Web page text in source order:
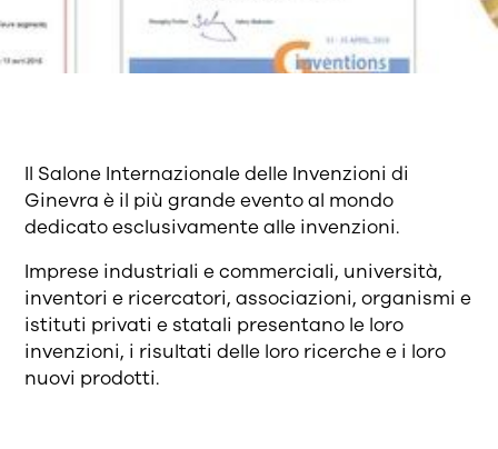
Il Salone Internazionale delle Invenzioni di
Ginevra è il più grande evento al mondo
dedicato esclusivamente alle invenzioni.
Imprese industriali e commerciali, università,
inventori e ricercatori, associazioni, organismi e
istituti privati e statali presentano le loro
invenzioni, i risultati delle loro ricerche e i loro
nuovi prodotti.